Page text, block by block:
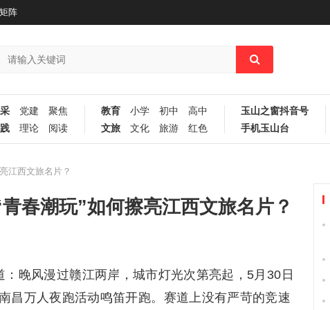
阵
党建
聚焦
理论 阅读
教育 小学 初中
高中
文旅
文化 旅游 红色
玉山之窗抖音号
手机玉山台
江西文旅名片？
春潮玩”如何擦亮江西文旅名片？
：晚风漫过赣江两岸，城市灯光次第亮起，5月30日
昌万人夜跑活动鸣笛开跑。赛道上没有严苛的竞速